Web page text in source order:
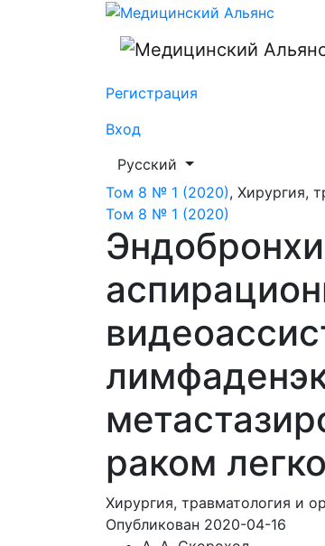
Эндобронхиальная
Регистрация
Вход
Русский
Том 8 № 1 (2020), Хирургия,
Том 8 № 1 (2020)
раком
Хирургия, травматология и
Опубликован 2020-04-16